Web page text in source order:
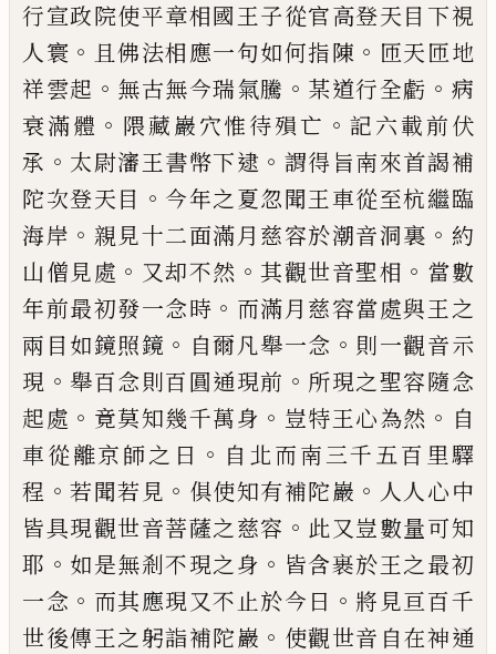
行宣政院使平章相國王子從官高登天目下視
人寰 。 且佛法相應一句如何指陳 。 匝天匝地
祥雲起 。 無古無今瑞氣騰 。 某道行全虧 。 病
衰滿體 。 隈藏巖穴惟待殞亡 。記六載前伏
承 。 太尉瀋王書幣下逮 。 謂得旨南來首謁補
陀次登天目 。 今年之夏忽聞王車從至杭繼臨
海岸 。 親見十二面滿月慈容於潮音洞裏 。 約
山僧見處 。 又却不然 。其觀世音聖相 。 當數
年前最初發一念時 。 而滿月慈容當處與王之
兩目如鏡照鏡 。 自爾凡舉一念 。 則一觀音示
現 。 舉百念則百圓通現前 。 所現之聖容隨念
起處 。 竟莫知幾千萬身 。 豈特王心為然 。 自
車從離京師之日 。 自北而南三千五百里驛
程 。若聞若見 。 俱使知有補陀巖 。 人人心中
皆具現觀世音菩薩之慈容 。 此又豈數量可知
耶 。 如是無剎不現之身 。 皆含裹於王之最初
一念 。 而其應現又不止於今日 。 將見亘百千
世後傳王之躬詣補陀巖 。 使觀世音自在神通